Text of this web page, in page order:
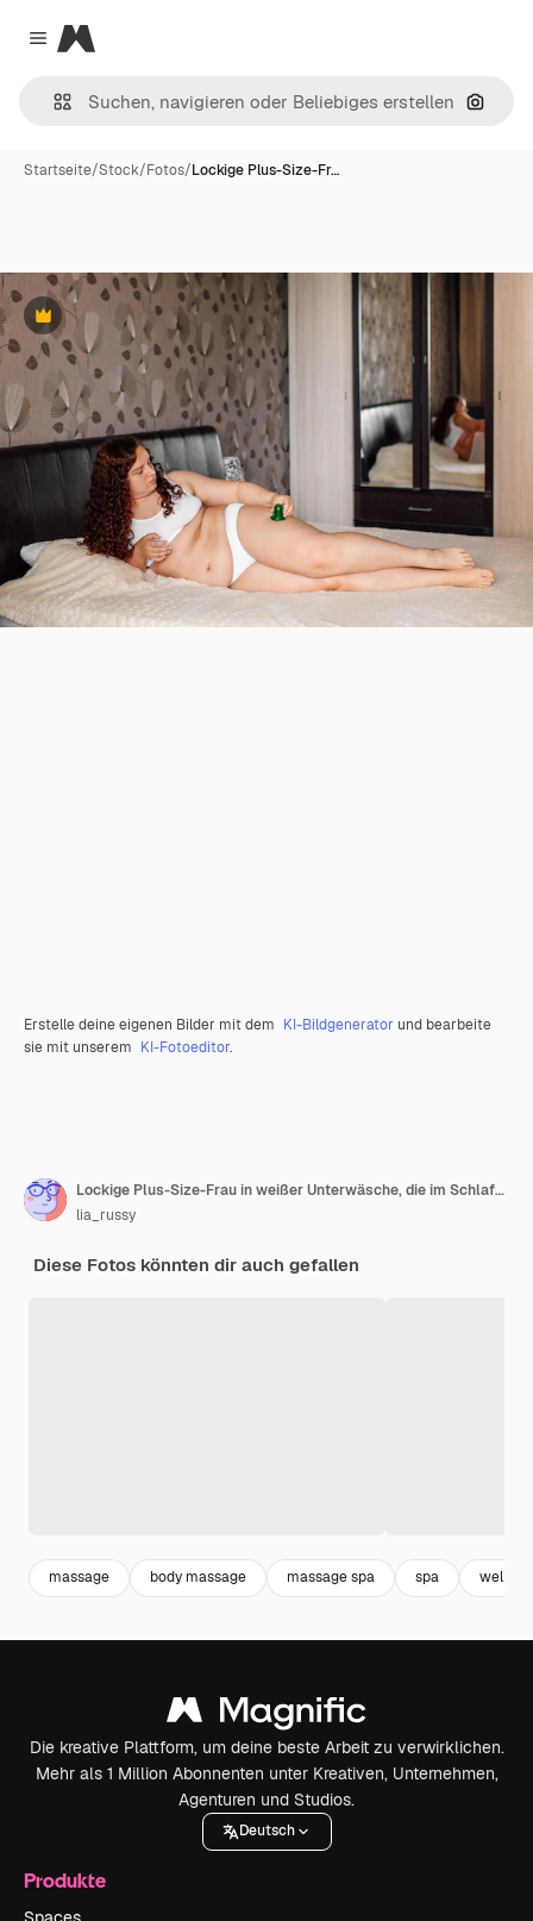
Close menu
Magnific
Nach
Startseite/Stock/Fotos/Lockige Plus-Size-Fr…
Premium
Erstelle deine eigenen Bilder mit dem KI-Bildgenerator und bearbeite
sie mit unserem KI-Fotoeditor.
Lockige Plus-Size-Frau in weißer Unterwäsche, die im Schlafzimmer auf dem Bett liegt und dicke Hüften mit Körpervakuumglas massiert Fettverbrennungsbehandlung von übergewichtigem Körper Gewichtsverlustprogramm Anticellulite-Verfahren
lia_russy
Diese Fotos könnten dir auch gefallen
massage body massage massage spa spa
Die kreative Plattform, um deine beste Arbeit zu verwirklichen.
Mehr als 1 Million Abonnenten unter Kreativen, Unternehmen,
Agenturen und Studios.
Deutsch
Produkte